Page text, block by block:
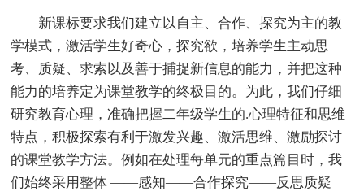
新课标要求我们建立以自主、合作、探究为主的教
学模式，激活学生好奇心，探究欲，培养学生主动思
考、质疑、求索以及善于捕捉新信息的能力，并把这种
能力的培养定为课堂教学的终极目的。为此，我们仔细
研究教育心理，准确把握二年级学生的.心理特征和思维
特点，积极探索有利于激发兴趣、激活思维、激励探讨
的课堂教学方法。例如在处理每单元的重点篇目时，我
们始终采用整体 ——感知――合作探究――反思质疑